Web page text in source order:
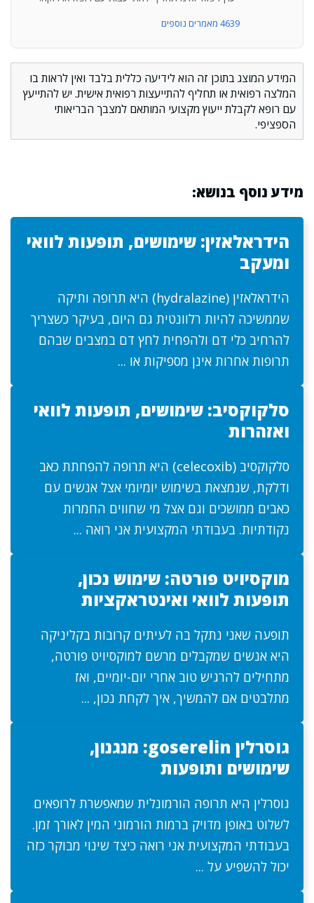
4639 מאמרים נוספים
המידע המוצג בתוכן זה הוא לידיעה כללית בלבד ואין לראות בו
המלצה רפואית או תחליף להתייעצות רפואית אישית. יש להתייעץ
עם רופא לקבלת ייעוץ מקצועי המותאם למצבך הבריאותי
הספציפי.
מידע נוסף בנושא:
הידראלאזין: שימושים, תופעות לוואי
ומעקב
הידראלאזין (hydralazine) היא תרופה ותיקה
שממשיכה להיות רלוונטית גם היום, בעיקר כשצריך
להרחיב כלי דם ולהפחית לחץ דם במצבים שבהם
תרופות אחרות אינן מספיקות או ...
סלקוקסיב: שימושים, תופעות לוואי
ואזהרות
סלקוקסיב (celecoxib) היא תרופה להפחתת כאב
ודלקת, שנמצאת בשימוש יומיומי אצל אנשים עם
כאבים ממושכים וגם אצל מי שחווים החמרות
נקודתיות. בעבודתי המקצועית אני רואה ...
מוקסיויט פורטה: שימוש נכון,
תופעות לוואי ואינטראקציות
תופעה שאני נתקל בה לעיתים קרובות בקליניקה
היא אנשים שמקבלים מרשם למוקסיויט פורטה,
מתחילים להרגיש טוב אחרי יום-יומיים, ואז
מתלבטים אם להמשיך, איך לקחת נכון, ...
גוסרלין goserelin: מנגנון,
שימושים ותופעות
גוסרלין היא תרופה הורמונלית שמאפשרת לרופאים
לשלוט באופן מדויק ברמות הורמוני המין לאורך זמן.
בעבודתי המקצועית אני רואה כיצד שינוי מבוקר כזה
יכול להשפיע על ...